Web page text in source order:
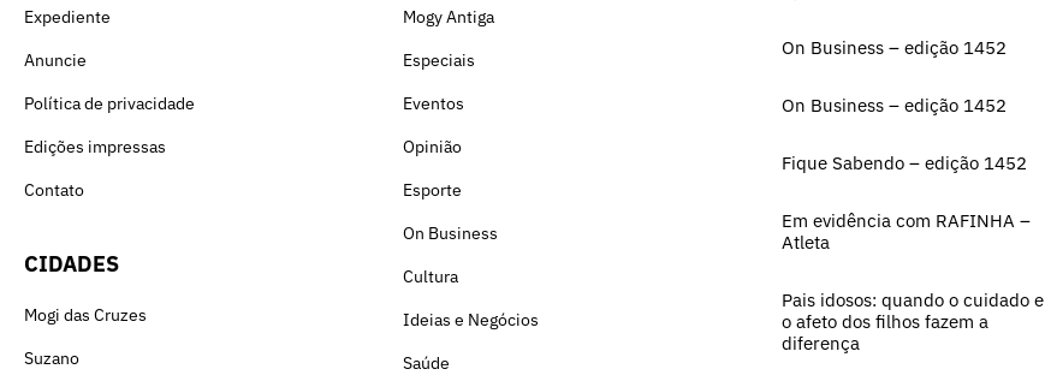
Expediente
Anuncie
Política de privacidade
Edições impressas
Contato
CIDADES
Mogi das Cruzes
Suzano
Mogy Antiga
Especiais
Eventos
Opinião
Esporte
On Business
Cultura
Ideias e Negócios
Saúde
On Business – edição 1452
On Business – edição 1452
Fique Sabendo – edição 1452
Em evidência com RAFINHA –
Atleta
Pais idosos: quando o cuidado e
o afeto dos filhos fazem a
diferença